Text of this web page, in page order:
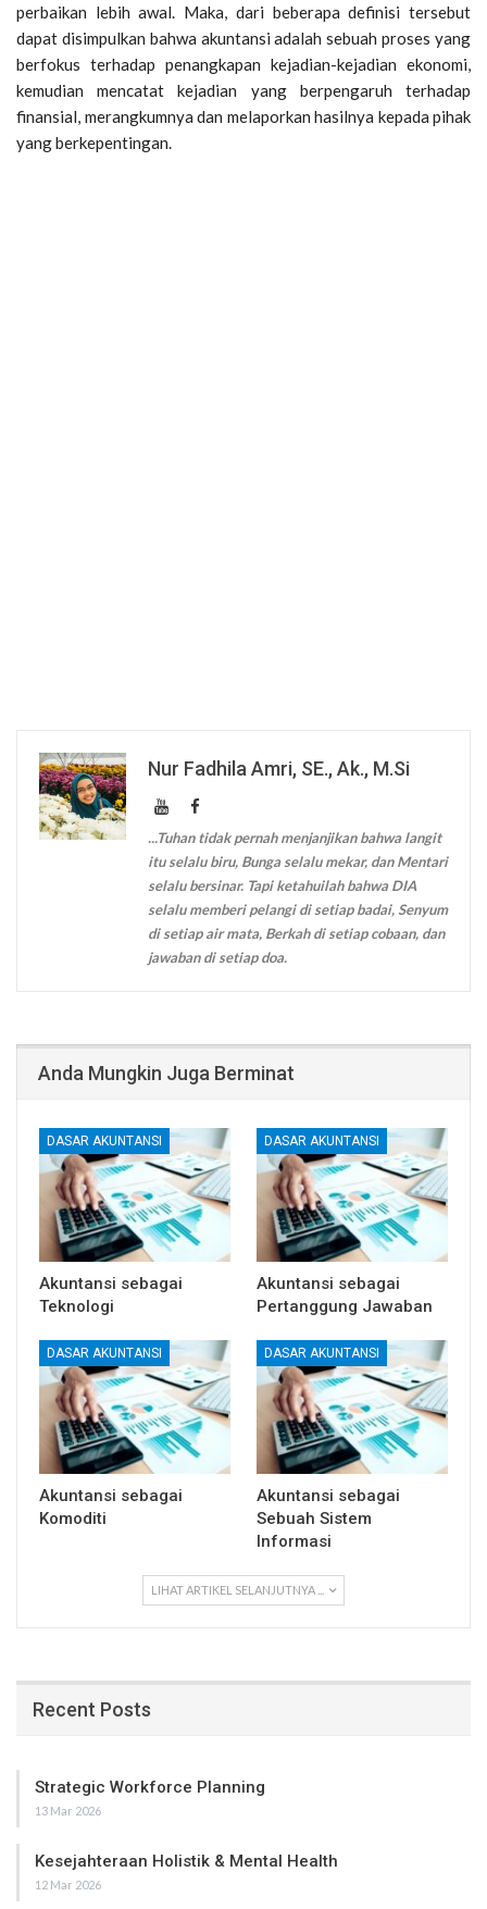
perbaikan lebih awal. Maka, dari beberapa definisi tersebut
dapat disimpulkan bahwa akuntansi adalah sebuah proses yang
berfokus terhadap penangkapan kejadian-kejadian ekonomi,
kemudian mencatat kejadian yang berpengaruh terhadap
finansial, merangkumnya dan melaporkan hasilnya kepada pihak
yang berkepentingan.
Nur Fadhila Amri, SE., Ak., M.Si
...Tuhan tidak pernah menjanjikan bahwa langit
itu selalu biru, Bunga selalu mekar, dan Mentari
selalu bersinar. Tapi ketahuilah bahwa DIA
selalu memberi pelangi di setiap badai, Senyum
di setiap air mata, Berkah di setiap cobaan, dan
jawaban di setiap doa.
Anda Mungkin Juga Berminat
DASAR AKUNTANSI
Akuntansi sebagai
Teknologi
DASAR AKUNTANSI
Akuntansi sebagai
Pertanggung Jawaban
DASAR AKUNTANSI
Akuntansi sebagai
Komoditi
DASAR AKUNTANSI
Akuntansi sebagai
Sebuah Sistem
Informasi
LIHAT ARTIKEL SELANJUTNYA ...
Recent Posts
Strategic Workforce Planning
13 Mar 2026
Kesejahteraan Holistik & Mental Health
12 Mar 2026